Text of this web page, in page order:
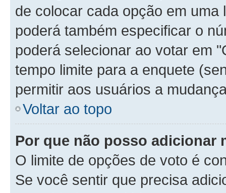
de colocar cada opção em
poderá também especificar o
poderá selecionar ao votar em
tempo limite para a enquete
permitir aos usuários a
Voltar ao topo
Por que não posso adicionar
O limite de opções de voto é
Se você sentir que precisa